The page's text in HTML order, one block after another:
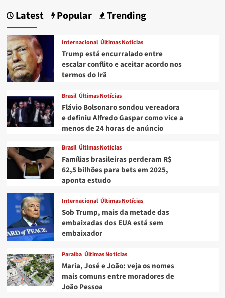
Latest Popular Trending
Internacional Últimas Notícias
Trump está encurralado entre
escalar conflito e aceitar acordo nos
termos do Irã
Brasil Últimas Notícias
Flávio Bolsonaro sondou vereadora
e definiu Alfredo Gaspar como vice a
menos de 24 horas de anúncio
Brasil Últimas Notícias
Famílias brasileiras perderam R$
62,5 bilhões para bets em 2025,
aponta estudo
Internacional Últimas Notícias
Sob Trump, mais da metade das
embaixadas dos EUA está sem
embaixador
Paraíba Últimas Notícias
Maria, José e João: veja os nomes
mais comuns entre moradores de
João Pessoa